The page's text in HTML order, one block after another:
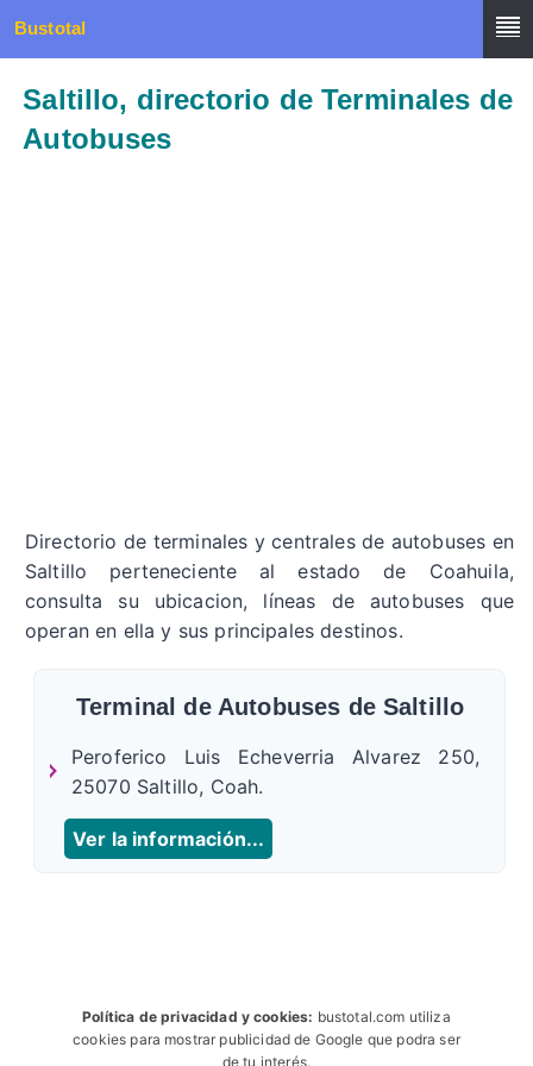
Bustotal
Saltillo, directorio de Terminales de
Autobuses
Directorio de terminales y centrales de autobuses en
Saltillo perteneciente al estado de Coahuila,
consulta su ubicacion, líneas de autobuses que
operan en ella y sus principales destinos.
Terminal de Autobuses de Saltillo
Peroferico Luis Echeverria Alvarez 250,
25070 Saltillo, Coah.
Ver la información...
Política de privacidad y cookies: bustotal.com utiliza
cookies para mostrar publicidad de Google que podra ser
de tu interés.